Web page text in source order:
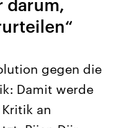
USA
Aktuelle Beiträge,
Hintergründe
darum,
gegen die
Damit werde
an